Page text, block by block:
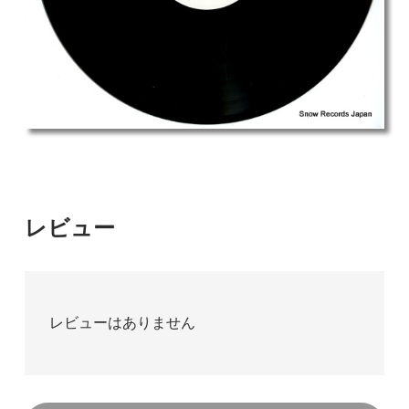
レビュー
レビューはありません